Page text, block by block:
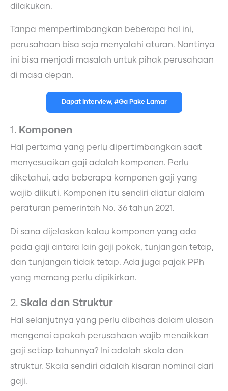
dilakukan.
Tanpa mempertimbangkan beberapa hal ini,
perusahaan bisa saja menyalahi aturan. Nantinya
ini bisa menjadi masalah untuk pihak perusahaan
di masa depan.
Dapat Interview, #Ga Pake Lamar
1. Komponen
Hal pertama yang perlu dipertimbangkan saat
menyesuaikan gaji adalah komponen. Perlu
diketahui, ada beberapa komponen gaji yang
wajib diikuti. Komponen itu sendiri diatur dalam
peraturan pemerintah No. 36 tahun 2021.
Di sana dijelaskan kalau komponen yang ada
pada gaji antara lain gaji pokok, tunjangan tetap,
dan tunjangan tidak tetap. Ada juga pajak PPh
yang memang perlu dipikirkan.
2. Skala dan Struktur
Hal selanjutnya yang perlu dibahas dalam ulasan
mengenai apakah perusahaan wajib menaikkan
gaji setiap tahunnya? Ini adalah skala dan
struktur. Skala sendiri adalah kisaran nominal dari
gaji.